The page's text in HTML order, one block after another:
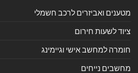
מטענים ואביזרים לרכב חשמלי
ציוד לשעות חירום
חומרה למחשב אישי וגיימינג
מחשבים נייחים